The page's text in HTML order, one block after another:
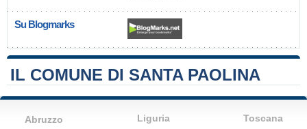
Su Blogmarks
IL COMUNE DI SANTA PAOLINA
Abruzzo
Liguria
Toscana